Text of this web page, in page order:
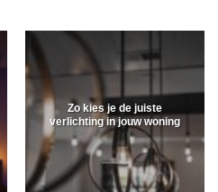
Zo kies je de juiste
verlichting in jouw woning